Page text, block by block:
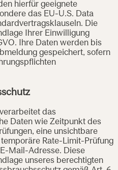
hierfür geeignete
das EU-U.S. Data
Die
Ihrer Einwilligung
Ihre Daten werden bis
gespeichert, sofern
das
Daten wie Zeitpunkt des
eine unsichtbare
Rate-Limit-Prüfung
Mail-Adresse. Diese
unseres berechtigten